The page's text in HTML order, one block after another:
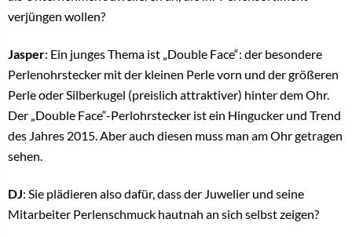
verjüngen wollen?
Jasper: Ein junges Thema ist „Double Face“: der besondere
Perlenohrstecker mit der kleinen Perle vorn und der größeren
Perle oder Silberkugel (preislich attraktiver) hinter dem Ohr.
Der „Double Face“-Perlohrstecker ist ein Hingucker und Trend
des Jahres 2015. Aber auch diesen muss man am Ohr getragen
sehen.
DJ: Sie plädieren also dafür, dass der Juwelier und seine
Mitarbeiter Perlenschmuck hautnah an sich selbst zeigen?